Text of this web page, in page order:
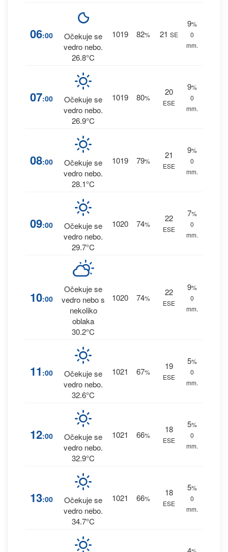
06:00
Očekuje se
vedro nebo.
26.8°C
1019 82% 21 SE
9%
0
mm.
07:00
Očekuje se
vedro nebo.
26.9°C
1019 80%
20
ESE
9%
0
mm.
08:00
Očekuje se
vedro nebo.
28.1°C
1019 79%
21
ESE
9%
0
mm.
09:00
Očekuje se
vedro nebo.
29.7°C
1020 74%
22
ESE
7%
0
mm.
10:00
Očekuje se
vedro nebo s
nekoliko
oblaka
30.2°C
1020 74%
22
ESE
9%
0
mm.
11 :00
Očekuje se
vedro nebo.
32.6°C
1021 67%
19
ESE
5%
0
mm.
12:00
Očekuje se
vedro nebo.
32.9°C
1021 66%
18
ESE
5%
0
mm.
13:00
Očekuje se
vedro nebo.
34.7°C
1021 66%
18
ESE
5%
0
mm.